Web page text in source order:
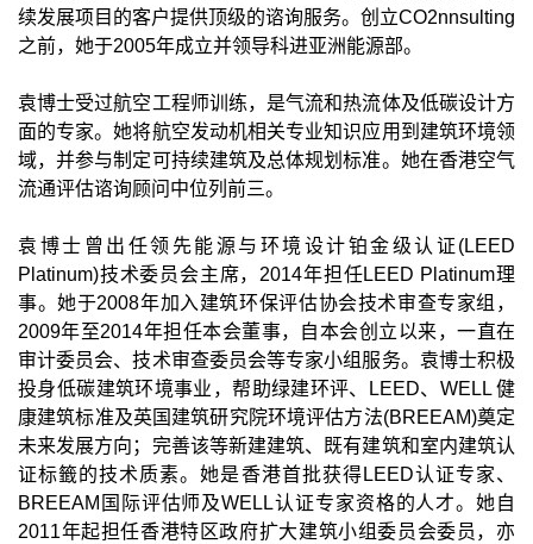
续发展项目的客户提供顶级的谘询服务。创立CO2nnsulting
之前，她于2005年成立并领导科进亚洲能源部。
袁博士受过航空工程师训练，是气流和热流体及低碳设计方
面的专家。她将航空发动机相关专业知识应用到建筑环境领
域，并参与制定可持续建筑及总体规划标准。她在香港空气
流通评估谘询顾问中位列前三。
袁博士曾出任领先能源与环境设计铂金级认证(LEED
Platinum)技术委员会主席，2014年担任LEED Platinum理
事。她于2008年加入建筑环保评估协会技术审查专家组，
2009年至2014年担任本会董事，自本会创立以来，一直在
审计委员会、技术审查委员会等专家小组服务。袁博士积极
投身低碳建筑环境事业，帮助绿建环评、LEED、WELL 健
康建筑标准及英国建筑研究院环境评估方法(BREEAM)奠定
未来发展方向；完善该等新建建筑、既有建筑和室内建筑认
证标籤的技术质素。她是香港首批获得LEED认证专家、
BREEAM国际评估师及WELL认证专家资格的人才。她自
2011年起担任香港特区政府扩大建筑小组委员会委员，亦